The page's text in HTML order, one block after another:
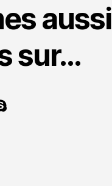
aussi
sur…